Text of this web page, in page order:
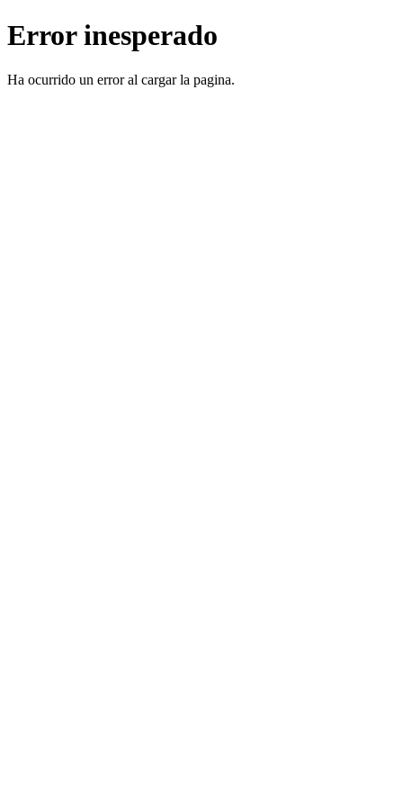
Error inesperado
Ha ocurrido un error al cargar la pagina.